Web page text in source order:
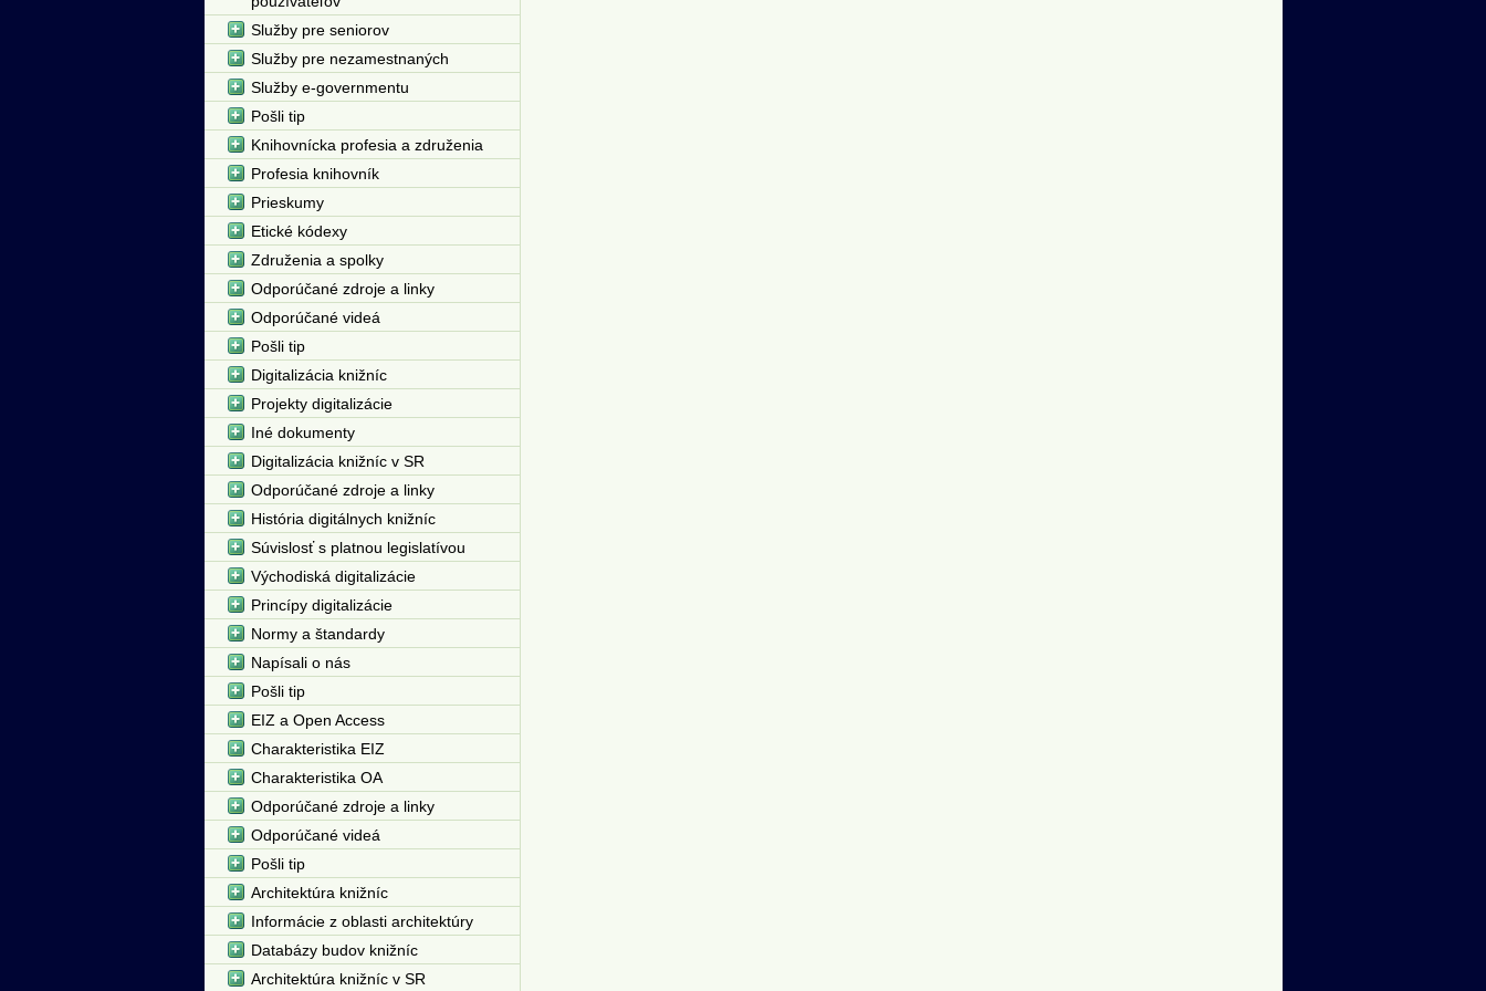
Služby pre seniorov
Služby pre nezamestnaných
Služby e-governmentu
Pošli tip
Knihovnícka profesia a združenia
Profesia knihovník
Prieskumy
Etické kódexy
Združenia a spolky
Odporúčané zdroje a linky
Odporúčané videá
Pošli tip
Digitalizácia knižníc
Projekty digitalizácie
Iné dokumenty
Digitalizácia knižníc v SR
Odporúčané zdroje a linky
História digitálnych knižníc
Súvislosť s platnou legislatívou
Východiská digitalizácie
Princípy digitalizácie
Normy a štandardy
Napísali o nás
Pošli tip
EIZ a Open Access
Charakteristika EIZ
Charakteristika OA
Odporúčané zdroje a linky
Odporúčané videá
Pošli tip
Architektúra knižníc
Informácie z oblasti architektúry
Databázy budov knižníc
Architektúra knižníc v SR